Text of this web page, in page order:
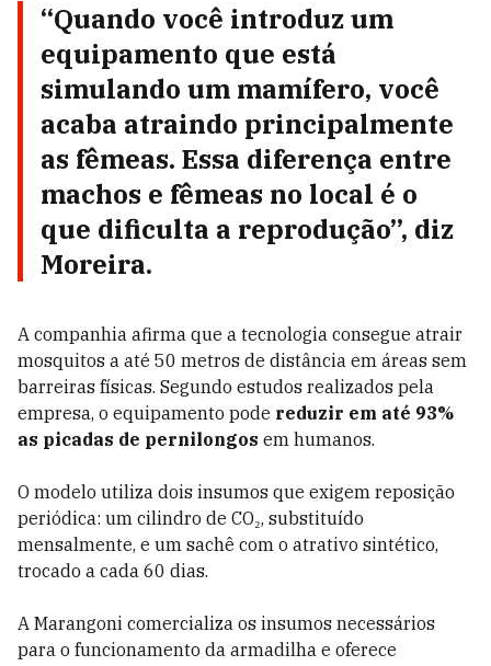
“Quando você introduz um
equipamento que está
simulando um mamífero, você
acaba atraindo principalmente
as fêmeas. Essa diferença entre
machos e fêmeas no local é o
que dificulta a reprodução”, diz
Moreira.
A companhia afirma que a tecnologia consegue atrair
mosquitos a até 50 metros de distância em áreas sem
barreiras físicas. Segundo estudos realizados pela
empresa, o equipamento pode reduzir em até 93%
as picadas de pernilongos em humanos.
O modelo utiliza dois insumos que exigem reposição
periódica: um cilindro de CO₂, substituído
mensalmente, e um sachê com o atrativo sintético,
trocado a cada 60 dias.
A Marangoni comercializa os insumos necessários
para o funcionamento da armadilha e oferece